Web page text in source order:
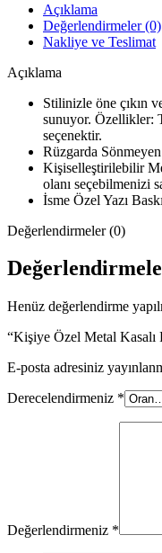
Açıklama
Değerlendirmeler (0)
Nakliye ve Teslimat
Açıklama
Stilinizle öne çıkın
sunuyor. Özellikler:
seçenektir.
Rüzgarda
Kişiselleştirilebilir
olanı seçebilmenizi
İsme Özel Yazı
Değerlendirmeler (0)
Henüz değerlendirme
“Kişiye Özel Metal
E-posta adresiniz
Derecelendirmeniz *
Değerlendirmeniz *